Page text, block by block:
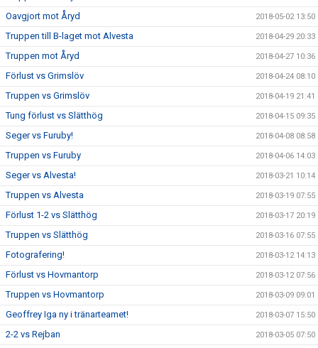
Oavgjort mot Åryd 2018-05-02 13:50
Truppen till B-laget mot Alvesta 2018-04-29 20:33
Truppen mot Åryd 2018-04-27 10:36
Förlust vs Grimslöv 2018-04-24 08:10
Truppen vs Grimslöv 2018-04-19 21:41
Tung förlust vs Slätthög 2018-04-15 09:35
Seger vs Furuby! 2018-04-08 08:58
Truppen vs Furuby 2018-04-06 14:03
Seger vs Alvesta! 2018-03-21 10:14
Truppen vs Alvesta 2018-03-19 07:55
Förlust 1-2 vs Slätthög 2018-03-17 20:19
Truppen vs Slätthög 2018-03-16 07:55
Fotografering! 2018-03-12 14:13
Förlust vs Hovmantorp 2018-03-12 07:56
Truppen vs Hovmantorp 2018-03-09 09:01
Geoffrey Iga ny i tränarteamet! 2018-03-07 15:50
2-2 vs Rejban 2018-03-05 07:50